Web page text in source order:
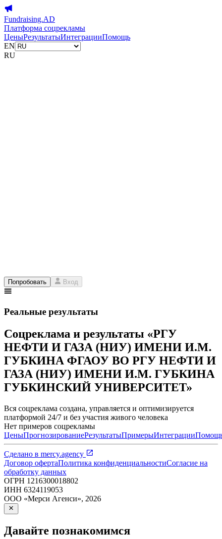
Fundraising.AD
Платформа соцрекламы
ЦеныРезультатыИнтеграцииПомощь
EN
RU
Попробовать Вход
Реальные результаты
Соцреклама и результаты «РГУ
НЕФТИ И ГАЗА (НИУ) ИМЕНИ И.М.
ГУБКИНА ФГАОУ ВО РГУ НЕФТИ И
ГАЗА (НИУ) ИМЕНИ И.М. ГУБКИНА
ГУБКИНСКИЙ УНИВЕРСИТЕТ»
Вся соцреклама создана, управляется и оптимизируется
платформой 24/7 и без участия живого человека
Нет примеров соцрекламы
ЦеныПрогнозированиеРезультатыПримерыИнтеграции
Сделано в mercy.agency
Договор офертаПолитика конфиденциальностиСогласие на
обработку данных
ОГРН 1216300018802
ИНН 6324119053
ООО «Мерси Агенси», 2026
Давайте познакомимся